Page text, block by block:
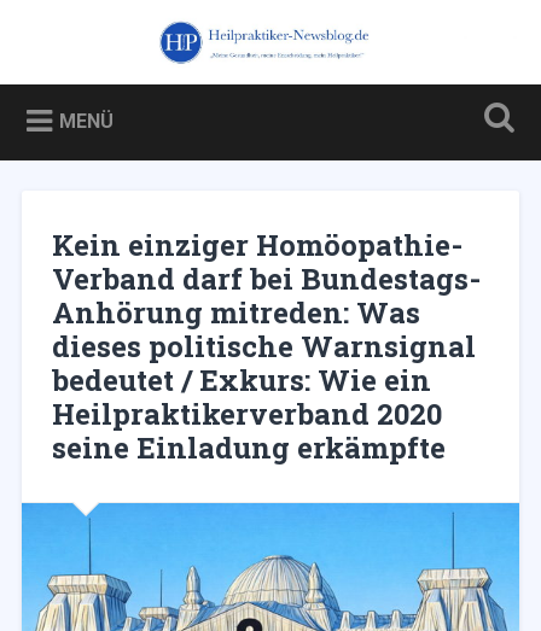
Heilpraktiker-Newsblog.de
Blog über und für Heilpraktiker – und über die Kampagne
gegen sie
MENÜ
Kein einziger Homöopathie-
Verband darf bei Bundestags-
Anhörung mitreden: Was
dieses politische Warnsignal
bedeutet / Exkurs: Wie ein
Heilpraktikerverband 2020
seine Einladung erkämpfte